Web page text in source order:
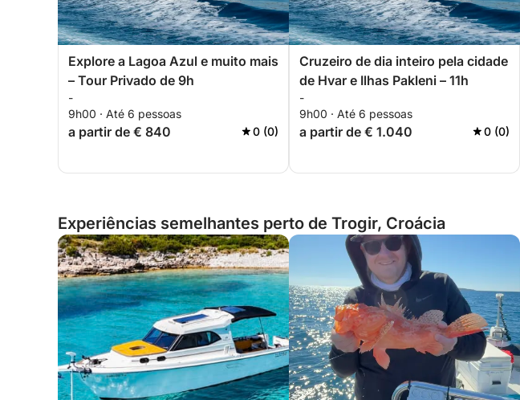
Explore a Lagoa Azul e muito mais
– Tour Privado de 9h
-
9h00 · Até 6 pessoas
a partir de € 840 0 (0)
Cruzeiro de dia inteiro pela cidade
de Hvar e Ilhas Pakleni – 11h
-
9h00 · Até 6 pessoas
a partir de € 1.040 0 (0)
Experiências semelhantes perto de Trogir, Croácia